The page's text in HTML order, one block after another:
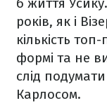
років, як і
кількість
формі та не
слід
Карлосом.